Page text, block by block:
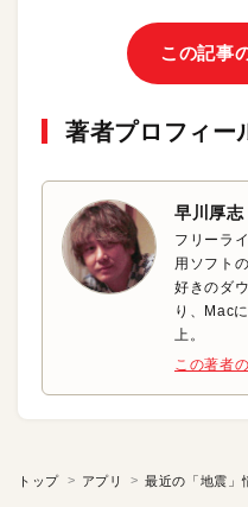
この記事
著者プロフィー
早川厚志
フリーラ
用ソフト
好きのダ
り、Mac
上。
この著者
トップ アプリ